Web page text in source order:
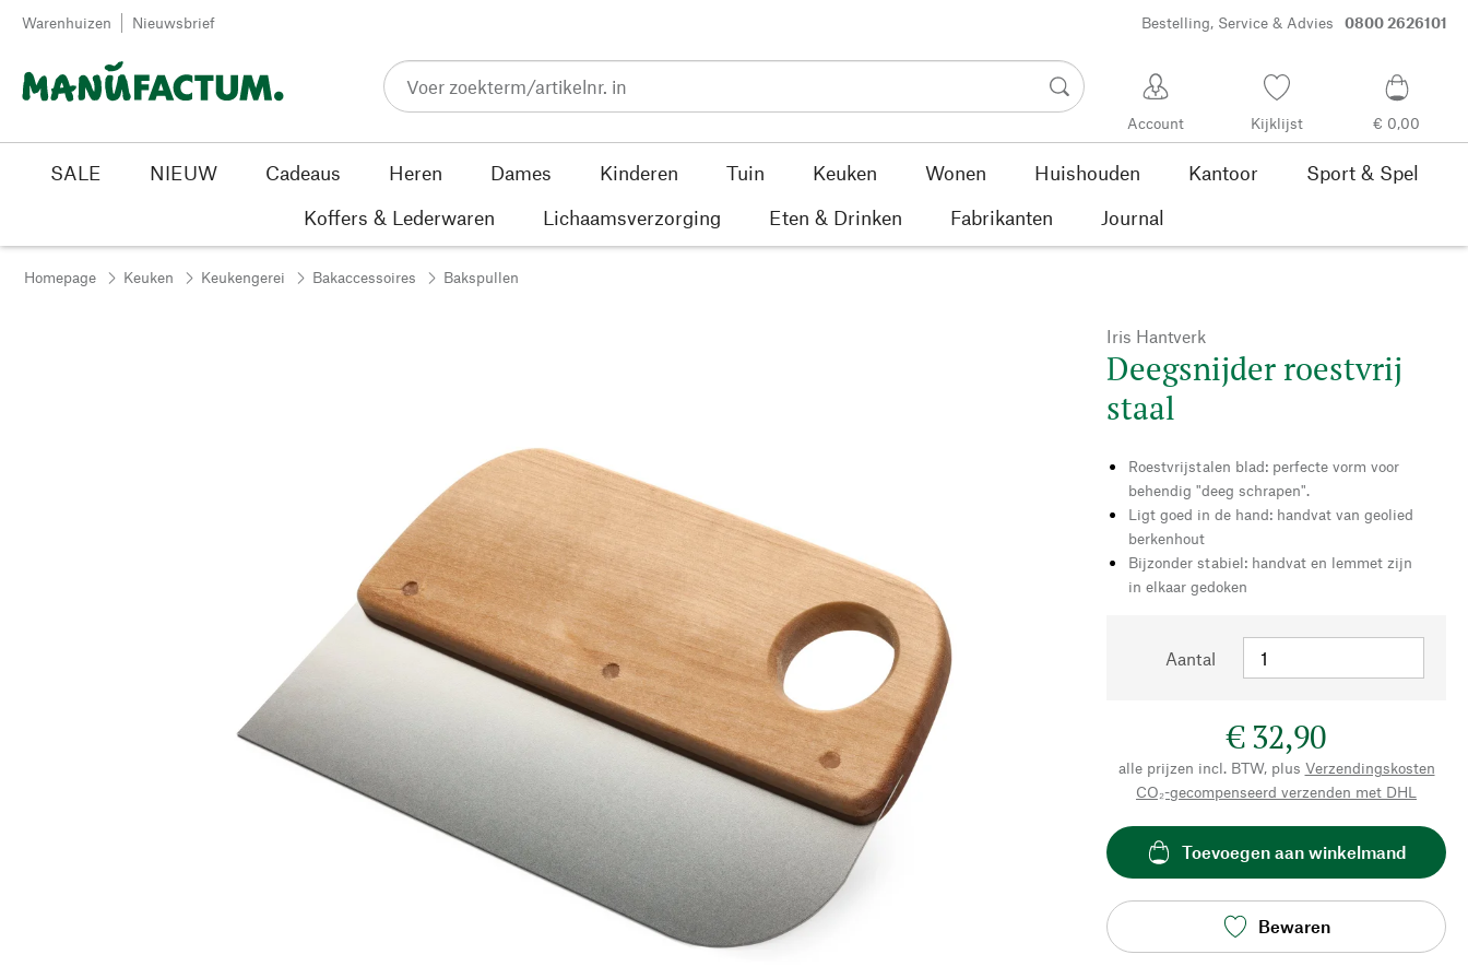
Passer au contenu
Warenhuizen Nieuwsbrief Bestelling, Service & Advies 0800 2626101
Account Kijklijst € 0,00
SALE NIEUW Cadeaus Heren Dames Kinderen Tuin Keuken Wonen Huishouden Kantoor
Sport & Spel
Koffers & Lederwaren
Lichaamsverzorging Eten & Drinken Fabrikanten Journal
Homepage Keuken Keukengerei Bakaccessoires Bakspullen
Iris Hantverk
Deegsnijder roestvrij
staal
Roestvrijstalen blad: perfecte vorm voor
behendig "deeg schrapen".
Ligt goed in de hand: handvat van geolied
berkenhout
Bijzonder stabiel: handvat en lemmet zijn
in elkaar gedoken
Aantal
€ 32,90
alle prijzen incl. BTW, plus Verzendingskosten
CO₂-gecompenseerd verzenden met DHL
Toevoegen aan winkelmand
Bewaren